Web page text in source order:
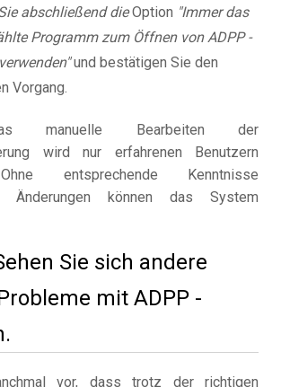
abschließend dieOption "Immer das
Programm zum Öffnen von ADPP -
und bestätigen Sie den
Vorgang.
manuelle Bearbeiten der
wird nur erfahrenen Benutzern
entsprechende Kenntnisse
Änderungen können das System
Sie sich andere
mit ADPP -
vor, dass trotz der richtigen